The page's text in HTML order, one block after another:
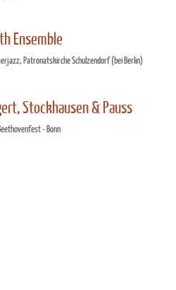
Ensemble
Patronatskirche Schulzendorf (bei Berlin)
Stockhausen & Pauss
- Bonn